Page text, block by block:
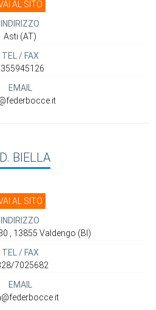
AL SITO
INDIRIZZO
Asti (AT)
TEL / FAX
EMAIL
BIELLA
AL SITO
INDIRIZZO
, 13855 Valdengo (BI)
TEL / FAX
7025682
EMAIL